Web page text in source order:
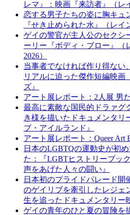
レマ』：映画『来訪者』（レ
恋する男子たちの姿に胸キ
『せき止められた水』（レイ
ゲイの警官が主人公のセクシ
ーリー『ボディ・ブロー』（
2026）
当事者でなければ作り得ない
リアルに迫った傑作短編映画
ズ』
アート展レポート：2人展 男
最高に素敵な国⺠的ドラァグ
き様を描いたドキュメンタリ
ブ・アイルランド』
アート展レポート：Queer Art
日本のLGBTQの運動史が初
た：『LGBTヒストリーブッ
声をあげた人々の闘い』
日本初のプライドパレード
のゲイリブを牽引したレジェ
生を追ったドキュメンタリー
ゲイの青年のひと夏の冒険を